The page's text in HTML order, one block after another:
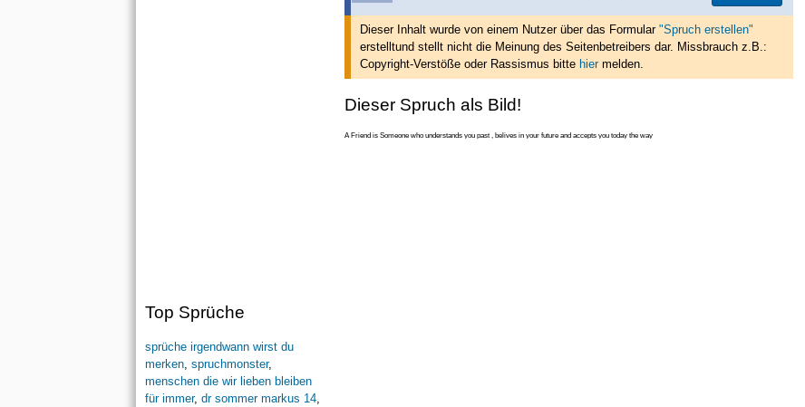
Top Sprüche
sprüche irgendwann wirst du
merken, spruchmonster,
menschen die wir lieben bleiben
für immer, dr sommer markus 14,
Dieser Inhalt wurde von einem Nutzer über das Formular "Spruch erstellen"
erstelltund stellt nicht die Meinung des Seitenbetreibers dar. Missbrauch z.B.:
Copyright-Verstöße oder Rassismus bitte hiermelden.
Dieser Spruch als Bild!
A Friend is Someone who understands you past , belives in your future and accepts you today the way